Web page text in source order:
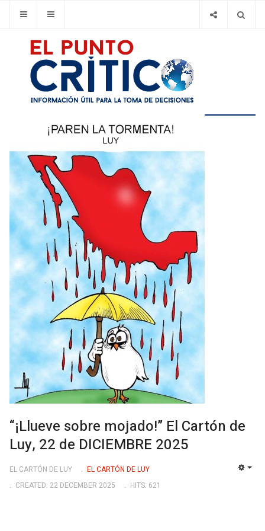
“¡Llueve sobre mojado!” El Cartón de
Luy, 22 de DICIEMBRE 2025
EL CARTÓN DE LUY
EL CARTÓN DE LUY
CREATED: 22 DECEMBER 2025
HITS: 621